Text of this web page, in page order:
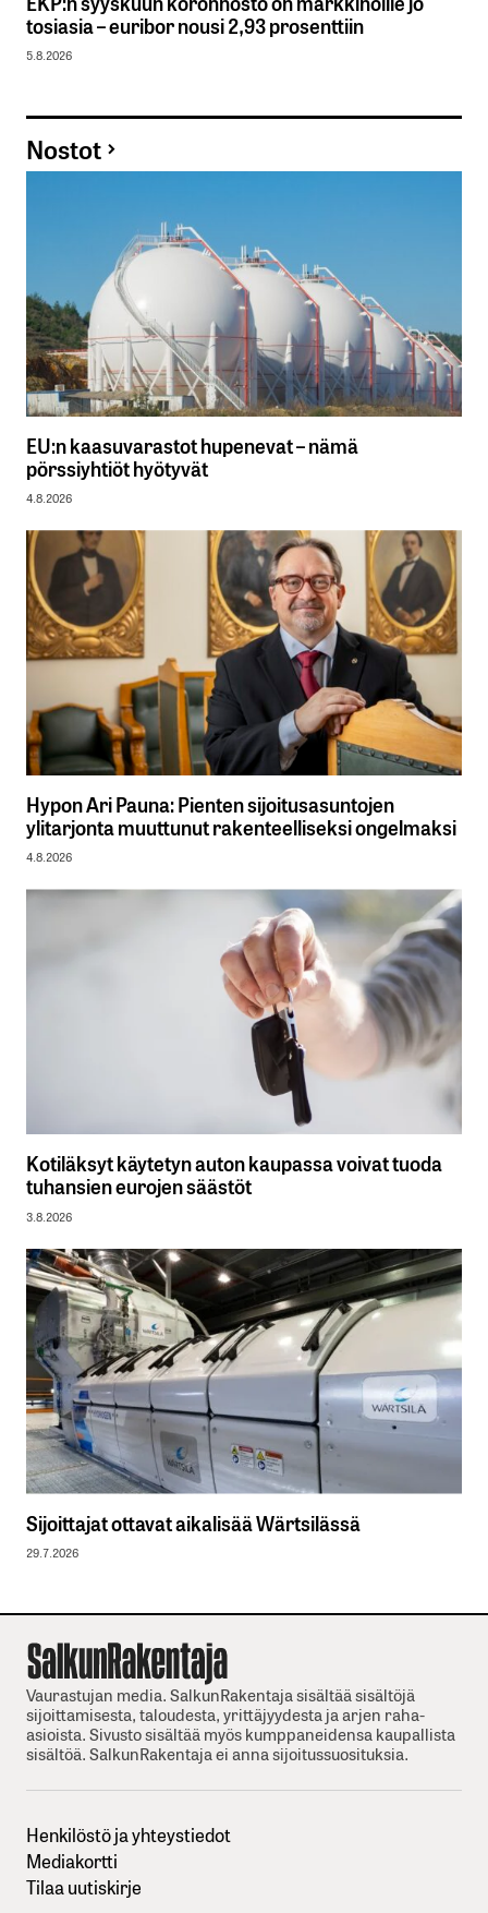
tosiasia – euribor nousi 2,93 prosenttiin
5.8.2026
Nostot
EU:n kaasuvarastot hupenevat – nämä
pörssiyhtiöt hyötyvät
4.8.2026
Hypon Ari Pauna: Pienten sijoitusasuntojen
ylitarjonta muuttunut rakenteelliseksi ongelmaksi
4.8.2026
Kotiläksyt käytetyn auton kaupassa voivat tuoda
tuhansien eurojen säästöt
3.8.2026
Sijoittajat ottavat aikalisää Wärtsilässä
29.7.2026
Vaurastujan media. SalkunRakentaja sisältää sisältöjä
sijoittamisesta, taloudesta, yrittäjyydesta ja arjen raha-
asioista. Sivusto sisältää myös kumppaneidensa kaupallista
sisältöä. SalkunRakentaja ei anna sijoitussuosituksia.
Henkilöstö ja yhteystiedot
Mediakortti
Tilaa uutiskirje